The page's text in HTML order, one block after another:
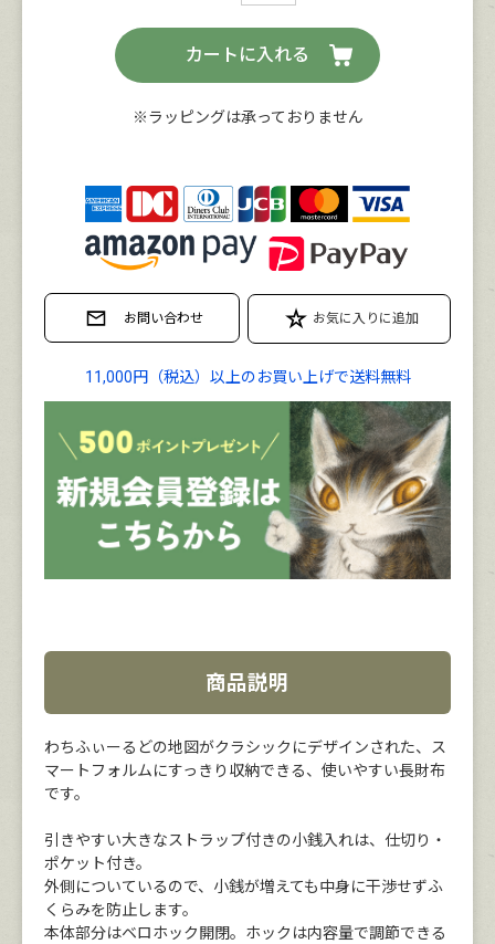
カートに入れる
※ラッピングは承っておりません
11,000円（税込）以上のお買い上げで送料無料
商品説明
わちふぃーるどの地図がクラシックにデザインされた、ス
マートフォルムにすっきり収納できる、使いやすい長財布
です。
引きやすい大きなストラップ付きの小銭入れは、仕切り・
ポケット付き。
外側についているので、小銭が増えても中身に干渉せずふ
くらみを防止します。
本体部分はベロホック開閉。ホックは内容量で調節できる